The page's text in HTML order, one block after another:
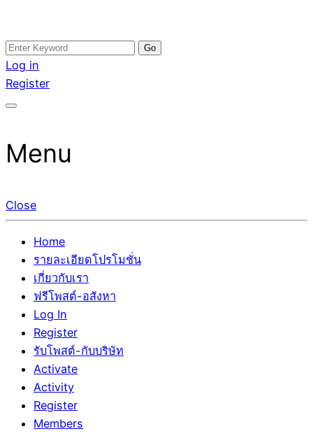
Skip
to
content
อสังหาโพสต์ รีวิวเยอะ รับจ้างโพสต์ขายบ้าน รับจ้างโพสต์อสัง
หา แตกต่างอย่างตั้งใจ รับรองผล อันดับ1 การโพสต์ขายอสังหา
กับทีมงานบริษัท บ้าน ที่ดิน คอนโด ติดGoogleหน้าแรกได้จริงๆ
รับจ้างโพสอสังหา ขายบ้าน อสังหาโพสต์ เชื่อถือได้จริง รับ
โพสต์ ที่ดิน กับทีมงานบริษัท ถูกและดีที่สุด ไม่มีค่านายหน้า
ขายได้จริงๆ ช่วยสร้างโอกาสในการขายได้มากกว่า ที่เดียว ที่
Search
for:
Log in
Register
Menu
Close
Home
รายละเอียดโปรโมชั่น
เกี่ยวกับเรา
ฟรีโพสต์-อสังหา
Log In
Register
รับโพสต์-กับบริษัท
Activate
Activity
Register
Members